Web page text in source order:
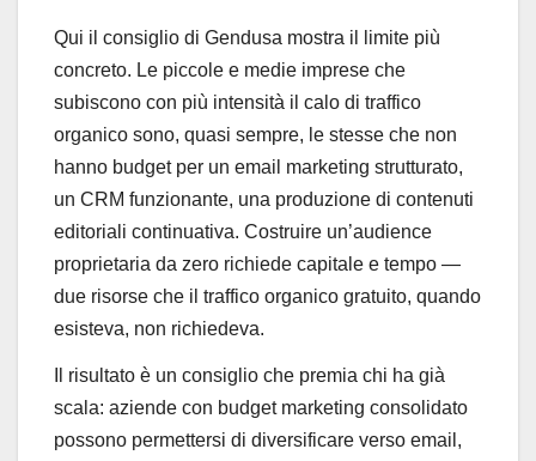
Qui il consiglio di Gendusa mostra il limite più
concreto. Le piccole e medie imprese che
subiscono con più intensità il calo di traffico
organico sono, quasi sempre, le stesse che non
hanno budget per un email marketing strutturato,
un CRM funzionante, una produzione di contenuti
editoriali continuativa. Costruire un’audience
proprietaria da zero richiede capitale e tempo —
due risorse che il traffico organico gratuito, quando
esisteva, non richiedeva.
Il risultato è un consiglio che premia chi ha già
scala: aziende con budget marketing consolidato
possono permettersi di diversificare verso email,